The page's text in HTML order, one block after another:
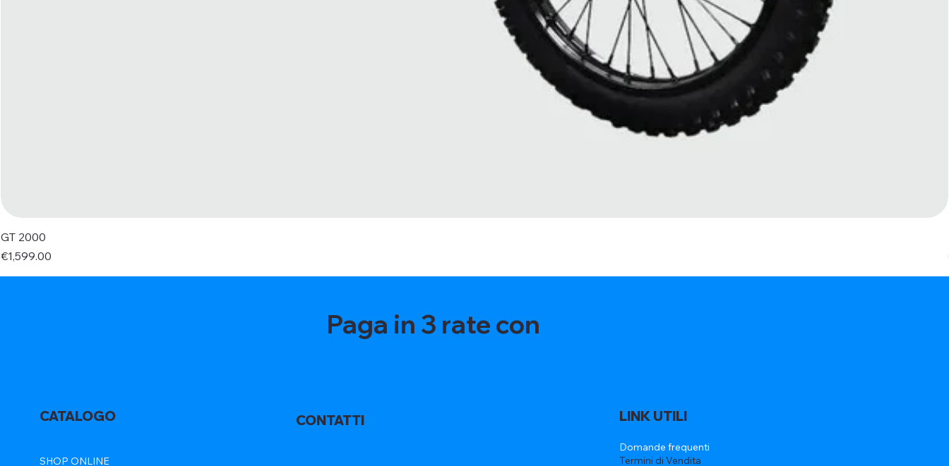
GT 2000
Price
€1,599.00
Paga in 3 rate con
CATALOGO
SHOP ONLINE
CONTATTI LINK UTILI
Domande frequenti
Termini di Vendita